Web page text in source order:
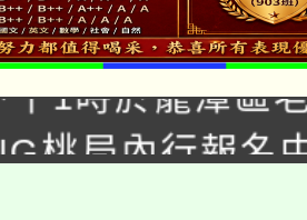
祭」8/29、30在
1時於龍潭區
動。
桃局內行報名